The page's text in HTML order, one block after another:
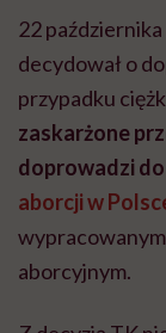
22
decydował o
przypadku
zaskarżone
doprowadzi
aborcji w
aborcyjnym.